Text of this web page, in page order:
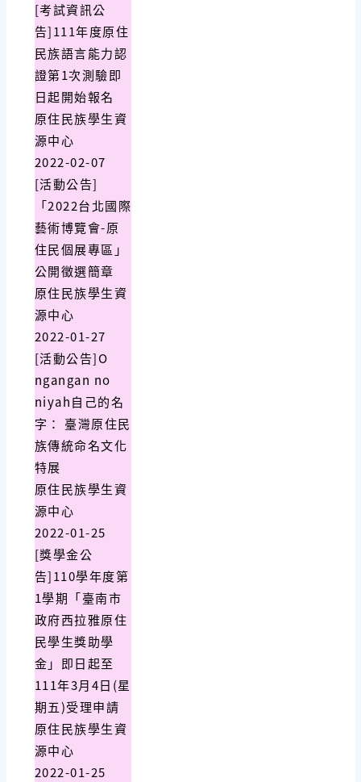
[考試資訊公
告]111年度原住
民族語言能力認
證第1次測驗即
日起開始報名
原住民族學生資
源中心
2022-02-07
[活動公告]
「2022台北國際
藝術博覽會-原
住民個展專區」
公開徵選簡章
原住民族學生資
源中心
2022-01-27
[活動公告]O
ngangan no
niyah自己的名
字： 臺灣原住民
族傳統命名文化
特展
原住民族學生資
源中心
2022-01-25
[獎學金公
告]110學年度第
1學期「臺南市
政府西拉雅原住
民學生獎助學
金」即日起至
111年3月4日(星
期五)受理申請
原住民族學生資
源中心
2022-01-25